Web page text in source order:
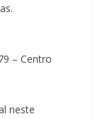
– Centro
neste